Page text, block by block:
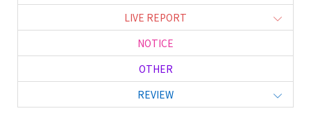
LIVE REPORT
NOTICE
OTHER
REVIEW